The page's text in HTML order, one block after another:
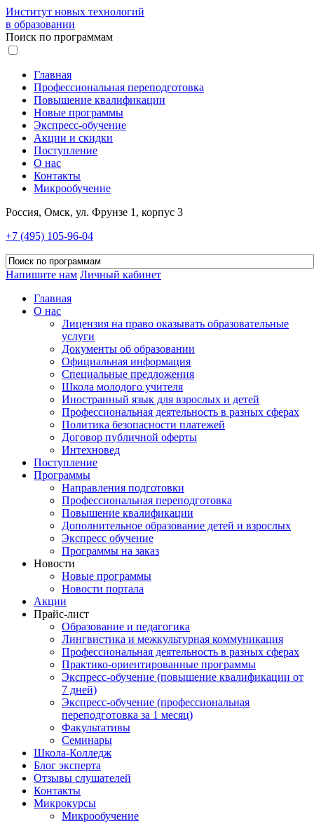
Институт новых технологий
в образовании
Поиск по программам
Главная
Профессиональная переподготовка
Повышение квалификации
Новые программы
Экспресс-обучение
Акции и скидки
Поступление
О нас
Контакты
Микрообучение
Россия, Омск, ул. Фрунзе 1, корпус 3
+7 (495) 105-96-04
Напишите нам Личный кабинет
Главная
О нас
Лицензия на право оказывать образовательные
услуги
Документы об образовании
Официальная информация
Специальные предложения
Школа молодого учителя
Иностранный язык для взрослых и детей
Профессиональная деятельность в разных сферах
Политика безопасности платежей
Договор публичной оферты
Интехновед
Поступление
Программы
Направления подготовки
Профессиональная переподготовка
Повышение квалификации
Дополнительное образование детей и взрослых
Экспресс обучение
Программы на заказ
Новости
Новые программы
Новости портала
Акции
Прайс-лист
Образование и педагогика
Лингвистика и межкультурная коммуникация
Профессиональная деятельность в разных сферах
Практико-ориентированные программы
Экспресс-обучение (повышение квалификации от
7 дней)
Экспресс-обучение (профессиональная
переподготовка за 1 месяц)
Факультативы
Семинары
Школа-Колледж
Блог эксперта
Отзывы слушателей
Контакты
Микрокурсы
Микрообучение